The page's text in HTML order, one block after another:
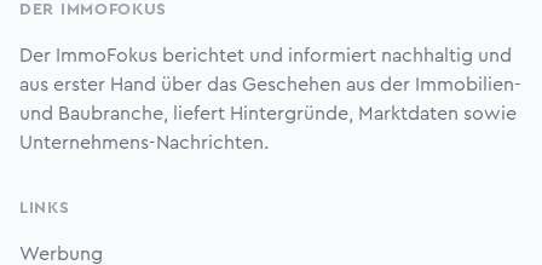
DER IMMOFOKUS
Der ImmoFokus berichtet und informiert nachhaltig und
aus erster Hand über das Geschehen aus der Immobilien-
und Baubranche, liefert Hintergründe, Marktdaten sowie
Unternehmens-Nachrichten.
LINKS
Werbung